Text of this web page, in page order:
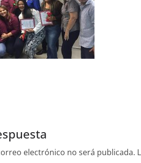
electrónico no será publicada.